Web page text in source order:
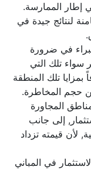
إطار الممارسة.
إلى 6 قواعد ضامنة لنتائج جيدة في
في ضرورة
تلك التي
تلك المنطقة
حجم المخاطرة.
المجاورة
إلى جانب
قيمته تزداد
في المباني